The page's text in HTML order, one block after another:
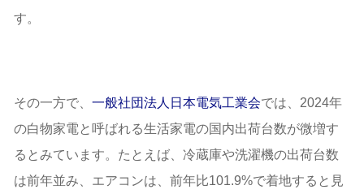
す。
その一方で、 一般社団法人日本電気工業会では、2024年
の白物家電と呼ばれる生活家電の国内出荷台数が微増す
るとみています。たとえば、冷蔵庫や洗濯機の出荷台数
は前年並み、エアコンは、前年比101.9%で着地すると見